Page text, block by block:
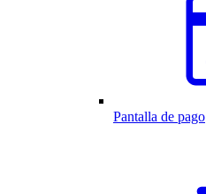
Pantalla de pago